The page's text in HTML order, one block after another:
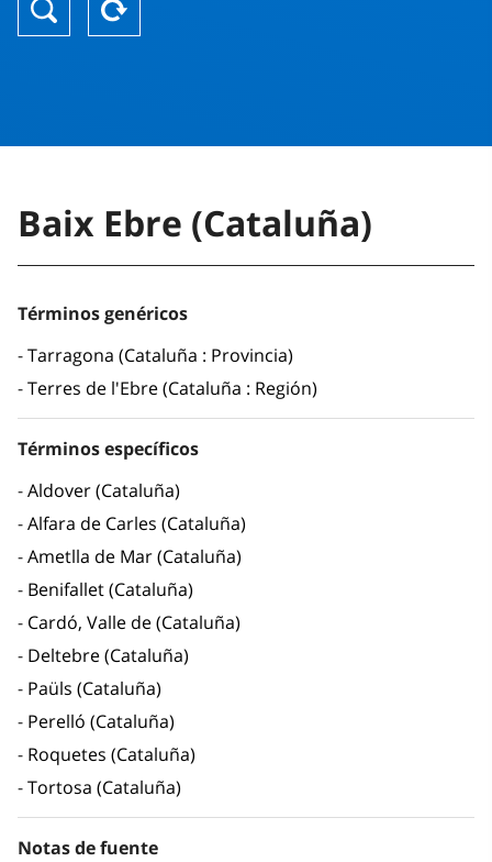
Baix Ebre (Cataluña)
Términos genéricos
Tarragona (Cataluña : Provincia)
Terres de l'Ebre (Cataluña : Región)
Términos específicos
Aldover (Cataluña)
Alfara de Carles (Cataluña)
Ametlla de Mar (Cataluña)
Benifallet (Cataluña)
Cardó, Valle de (Cataluña)
Deltebre (Cataluña)
Paüls (Cataluña)
Perelló (Cataluña)
Roquetes (Cataluña)
Tortosa (Cataluña)
Notas de fuente